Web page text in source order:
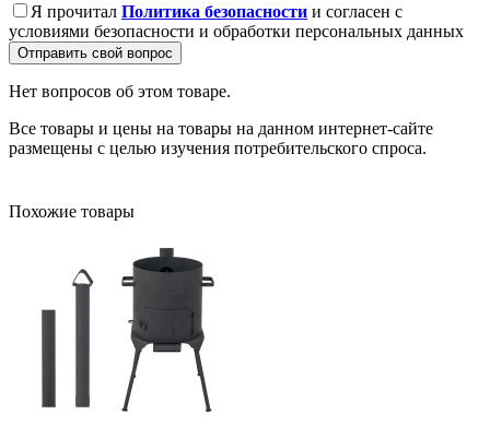
Я прочитал Политика безопасности и согласен с
условиями безопасности и обработки персональных данных
Отправить свой вопрос
Нет вопросов об этом товаре.
Все товары и цены на товары на данном интернет-сайте
размещены с целью изучения потребительского спроса.
Похожие товары